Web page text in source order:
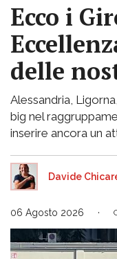
Ecco i
delle
Alessandria,
big nel
inserire ancora un
Davide
06 Agosto 2026